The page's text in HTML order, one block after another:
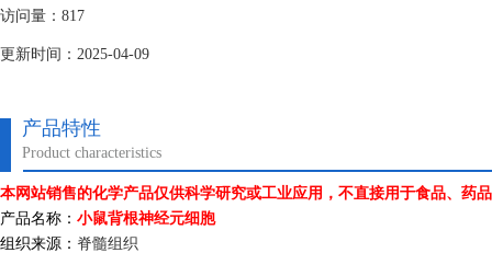
访问量：817
更新时间：2025-04-09
产品特性
Product characteristics
本网站销售的化学产品仅供科学研究或工业应用，不直接用于食品、药
产品名称： 小鼠背根神经元细胞
组织来源： 脊髓组织